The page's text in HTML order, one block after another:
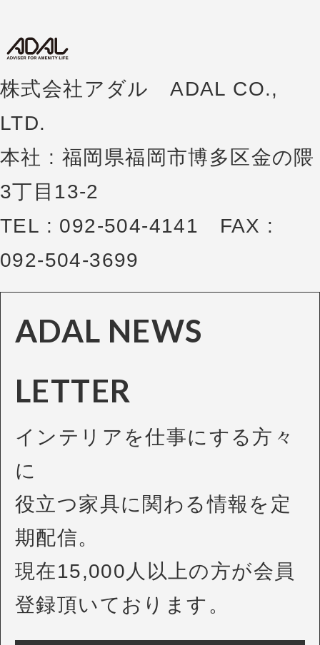
株式会社アダル ADAL CO.,
LTD.
本社 : 福岡県福岡市博多区金の隈
3丁目13-2
TEL : 092-504-4141 FAX :
092-504-3699
ADAL NEWS
LETTER
インテリアを仕事にする方々
に
役立つ家具に関わる情報を定
期配信。
現在15,000人以上の方が会員
登録頂いております。